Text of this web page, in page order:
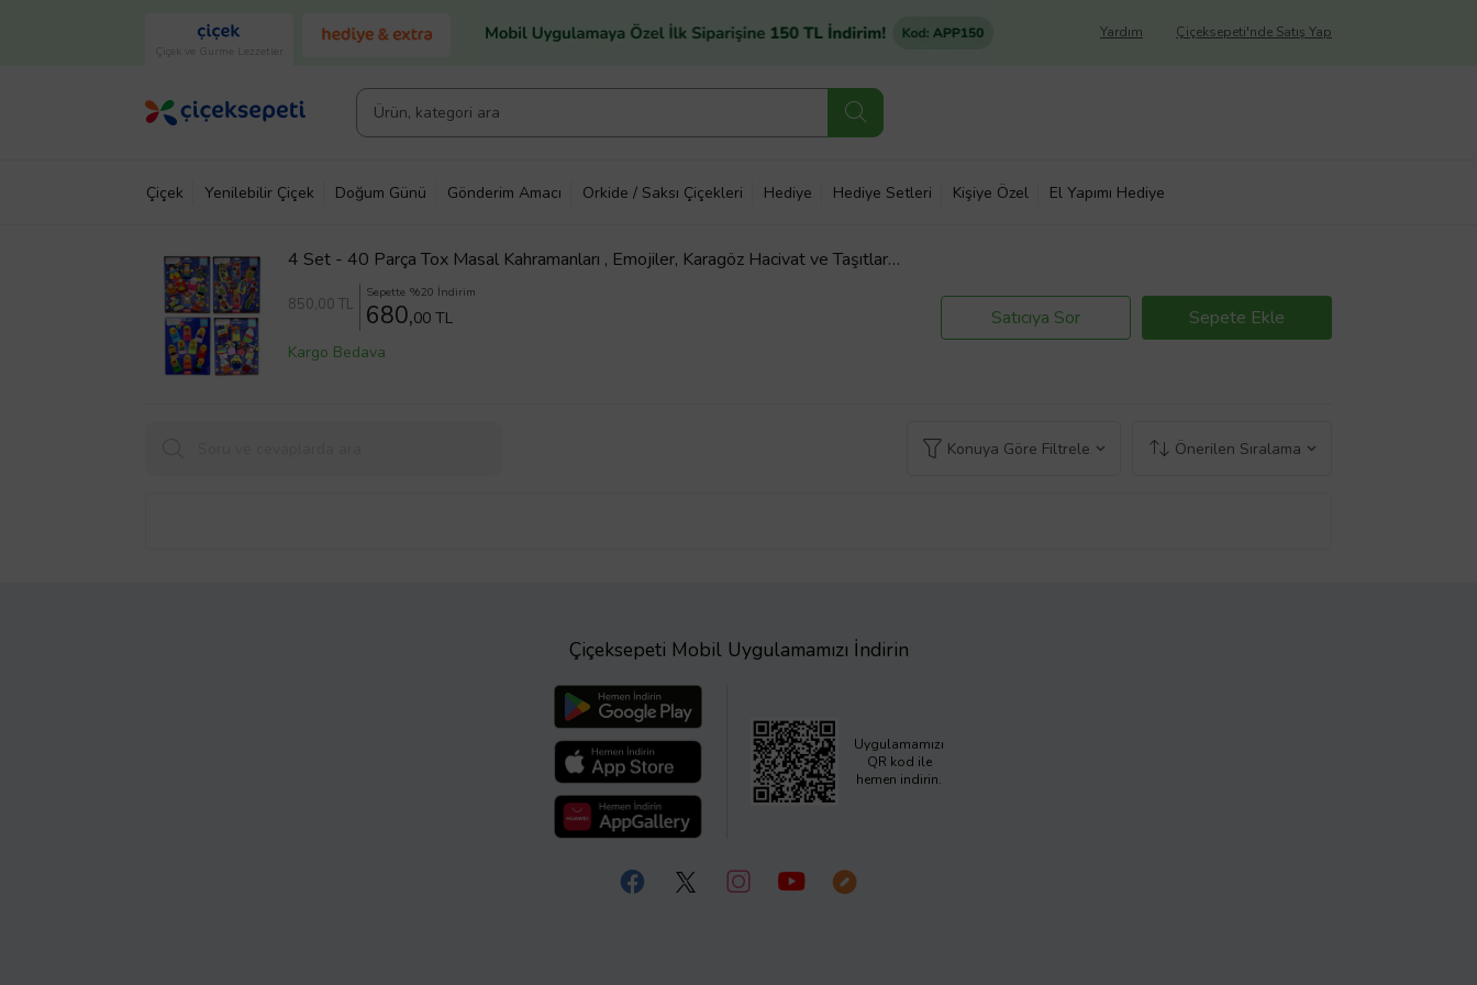
Çiçek ve Gurme Lezzetler
Çiçeksepeti'nde Satış Yap
Yardım
Çiçek Yenilebilir Çiçek Doğum Günü Gönderim Amacı Orkide / Saksı Çiçekleri Hediye Hediye Setleri Kişiye Özel El Yapımı Hediye
4 Set - 40 Parça Tox Masal Kahramanları , Emojiler, Karagöz Hacivat ve Taşıtlar
Parmak Kukla T106 T181 T224 T225
850,00 TL
Sepette %20 İndirim
680,00 TL
Kargo Bedava
Satıcıya Sor Sepete Ekle
Konuya Göre Filtrele Önerilen Sıralama
Çiçeksepeti Mobil Uygulamamızı İndirin
Uygulamamızı
QR kod ile
hemen indirin.